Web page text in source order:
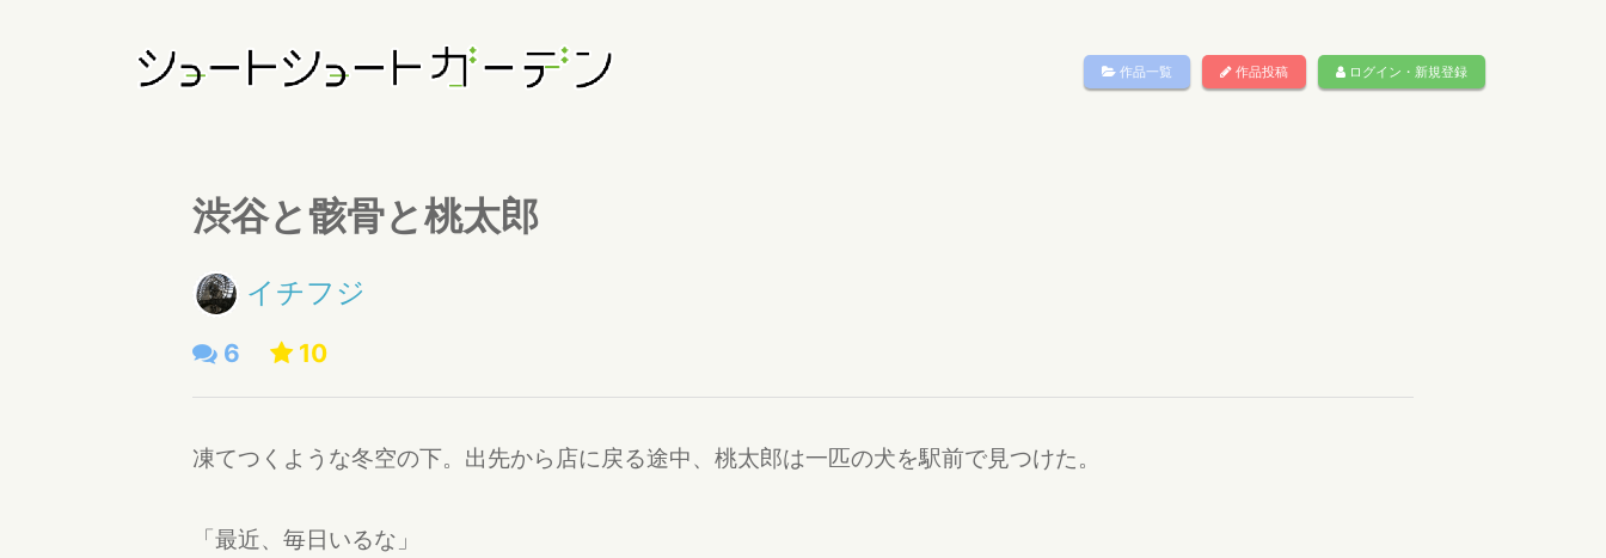
作品一覧 作品投稿 ログイン・新規登録
渋谷と骸骨と桃太郎
イチフジ
6 10
凍てつくような冬空の下。出先から店に戻る途中、桃太郎は一匹の犬を駅前で見つけた。
「最近、毎日いるな」